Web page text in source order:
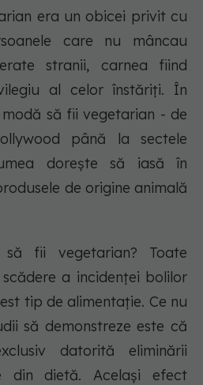
era un obicei privit cu
care nu mâncau
stranii, carnea fiind
al celor înstăriți. În
să fii vegetarian - de
până la sectele
dorește să iasă în
de origine animală
fii vegetarian? Toate
a incidenței bolilor
tip de alimentație. Ce nu
să demonstreze este că
datorită eliminării
din dietă. Același efect